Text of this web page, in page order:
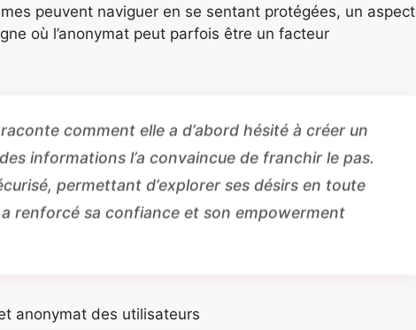
peuvent naviguer en se sentant protégées, un aspect
où l’anonymat peut parfois être un facteur
comment elle a d’abord hésité à créer un
informations l’a convaincue de franchir le pas.
permettant d’explorer ses désirs en toute
renforcé sa confiance et son empowerment
anonymat des utilisateurs